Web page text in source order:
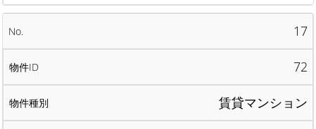
17
72
賃貸マンション